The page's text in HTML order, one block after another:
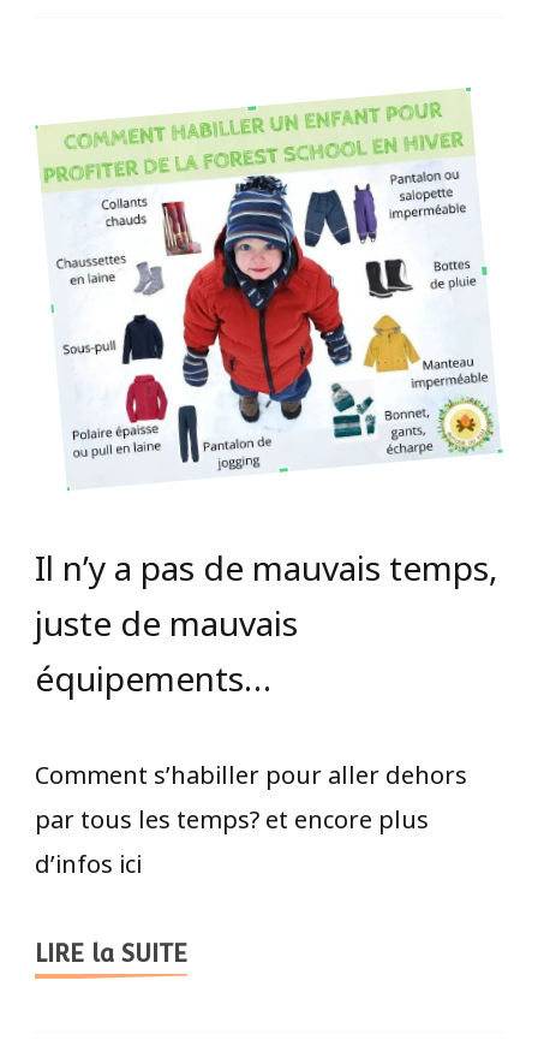
Il n’y a pas de mauvais temps,
juste de mauvais
équipements…
Comment s’habiller pour aller dehors
par tous les temps? et encore plus
d’infos ici
LIRE la SUITE